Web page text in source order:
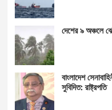
দেশের ৯ অঞ্চলে
বাংলাদেশ
সুবিদিত: রাষ্ট্রপতি